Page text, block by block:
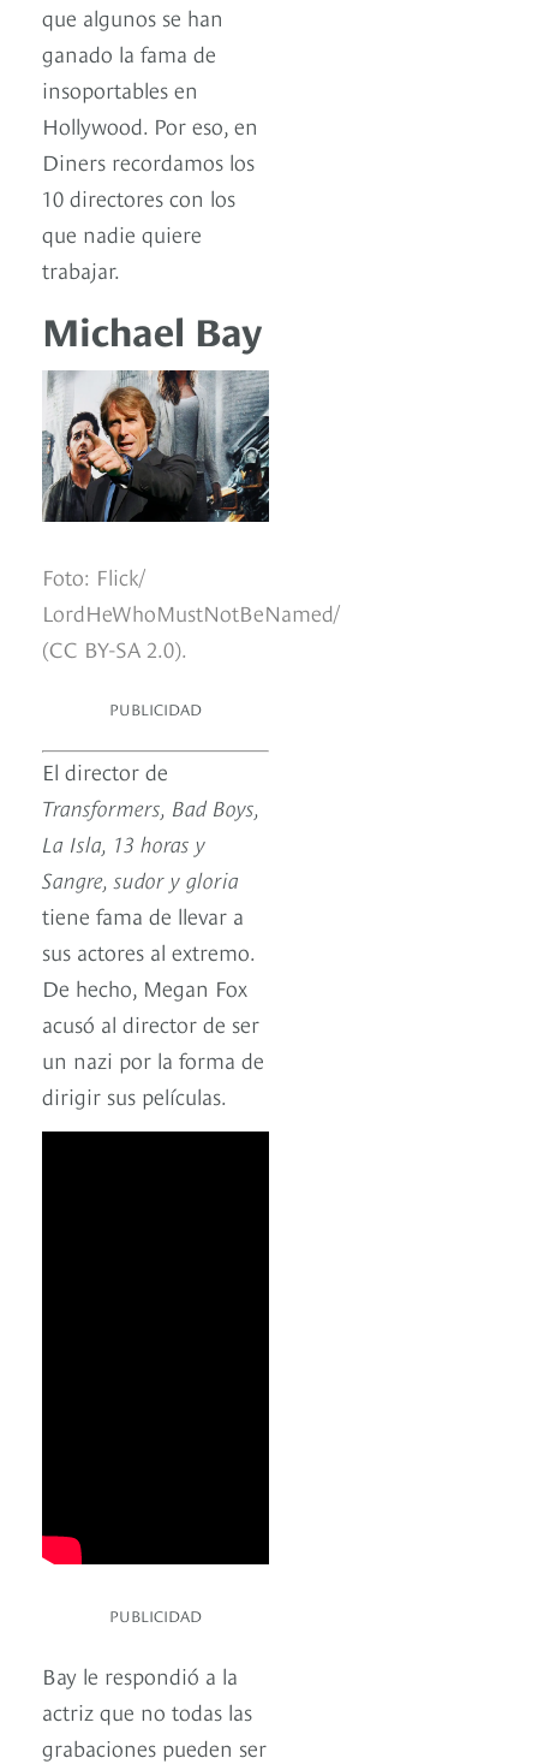
que algunos se han
ganado la fama de
insoportables en
Hollywood. Por eso, en
Diners recordamos los
10 directores con los
que nadie quiere
trabajar.
Michael Bay
Foto: Flick/
LordHeWhoMustNotBeNamed/
(CC BY-SA 2.0).
PUBLICIDAD
El director de
Transformers, Bad Boys,
La Isla, 13 horas y
Sangre, sudor y gloria
tiene fama de llevar a
sus actores al extremo.
De hecho, Megan Fox
acusó al director de ser
un nazi por la forma de
dirigir sus películas.
PUBLICIDAD
Bay le respondió a la
actriz que no todas las
grabaciones pueden ser